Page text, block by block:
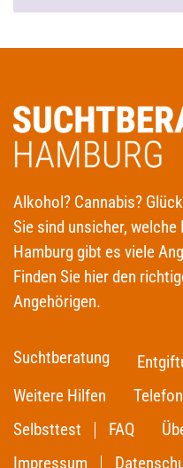
Alkohol? Cannabis?
Sie sind unsicher,
Hamburg gibt es viele
Finden Sie hier den
Angehörigen.
Suchtberatung
Weitere Hilfen
Selbsttest
FAQ
Impressum